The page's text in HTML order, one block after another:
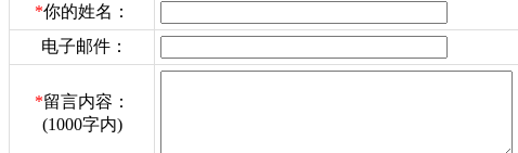
*你的姓名：
电子邮件：
*留言内容：
(1000字内)